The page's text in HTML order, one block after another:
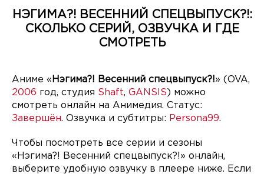
НЭГИМА?! ВЕСЕННИЙ СПЕЦВЫПУСК?!:
СКОЛЬКО СЕРИЙ, ОЗВУЧКА И ГДЕ
СМОТРЕТЬ
Аниме « Нэгима?! Весенний спецвыпуск?!» (OVA,
2006 год, студия Shaft, GANSIS ) можно
смотреть онлайн на Анимедия. Статус:
Завершён. Озвучка и субтитры: Persona99.
Чтобы посмотреть все серии и сезоны
«Нэгима?! Весенний спецвыпуск?!» онлайн,
выберите удобную озвучку в плеере ниже. Если